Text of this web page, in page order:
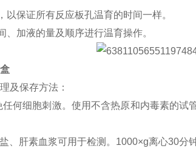
保证所有反应板孔温育的时间一样。
加液的量及顺序进行温育操作。
及保存方法：
任何细胞刺激。使用不含热原和内毒素的
、肝素血浆可用于检测。1000×g离心30分